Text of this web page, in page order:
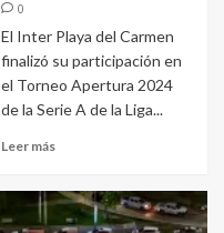
0
El Inter Playa del Carmen
finalizó su participación en
el Torneo Apertura 2024
de la Serie A de la Liga...
Leer más